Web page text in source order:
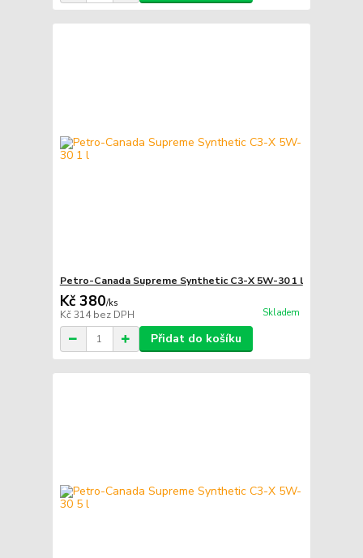
Petro-Canada Supreme Synthetic C3-X 5W-30 1 l
Kč 380/ks
Kč 314bez DPH Skladem
Přidat do košíku